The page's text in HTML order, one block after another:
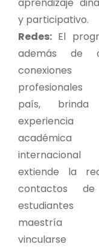
y participativo.
Redes: El
además de
conexiones
país, brinda
experiencia
académica
internacional
extiende la
contactos
vincularse